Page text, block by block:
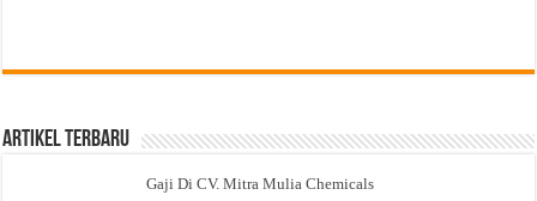
Artikel Terbaru
Gaji Di CV. Mitra Mulia Chemicals